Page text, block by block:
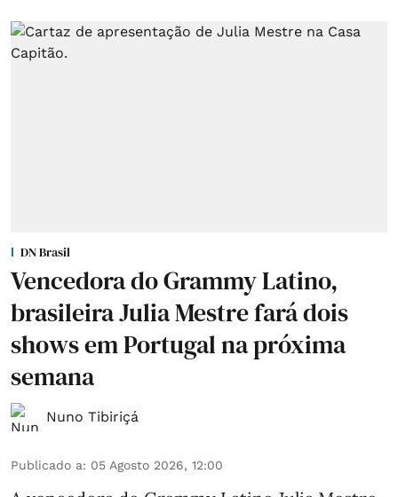
DN Brasil
Vencedora do Grammy Latino,
brasileira Julia Mestre fará dois
shows em Portugal na próxima
semana
Nuno Tibiriçá
Publicado a: 05 Agosto 2026, 12:00